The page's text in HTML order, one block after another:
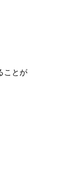
ことが